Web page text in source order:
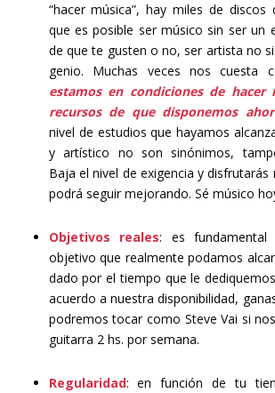
“hacer música”, hay miles de discos
que es posible ser músico sin ser un
de que te gusten o no, ser artista no
genio. Muchas veces nos cuesta
estamos en condiciones de hacer
recursos de que disponemos
nivel de estudios que hayamos
y artístico no son sinónimos,
Baja el nivel de exigencia y disfrutarás
podrá seguir mejorando. Sé músico
Objetivos reales: es fundamental
objetivo que realmente podamos
dado por el tiempo que le
acuerdo a nuestra disponibilidad,
podremos tocar como Steve Vai si
guitarra 2 hs. por semana.
Regularidad: en función de tu